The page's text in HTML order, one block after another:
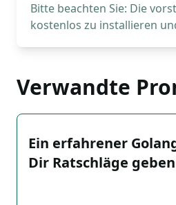
Bitte beachten Sie: Die
kostenlos zu installieren
Verwandte
Ein erfahrener
Dir Ratschläge